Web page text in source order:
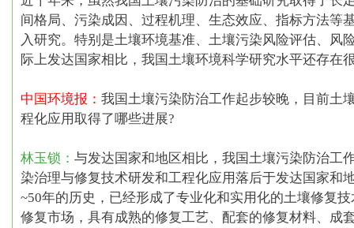
间格局、污染成因、过程机理、生态效应、指标方法等
入研究。特别是土壤环境基准、土壤污染风险评估、风
际上发达国家相比，我国土壤环境科学研究水平还存在
中国环境报： 我国土壤污染防治工作起步较晚，目前土
程化应用取得了哪些进展?
林玉锁： 与发达国家和地区相比，我国土壤污染防治工
染治理与修复技术研发和工程化应用落后于发达国家和
~50年的历史，已经形成了专业化和实用化的土壤修复
修复市场，具有成熟的修复工艺、配套的修复材料、成